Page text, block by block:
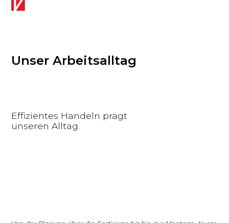
Unser Arbeitsalltag
Effizientes Handeln prägt
unseren Alltag.